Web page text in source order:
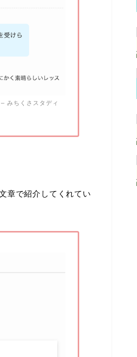
みちくさスタディ
章で紹介してくれてい